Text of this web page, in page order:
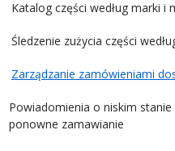
Katalog części według marki i
Śledzenie zużycia części
Zarządzanie zamówieniami
Powiadomienia o niskim
ponowne zamawianie